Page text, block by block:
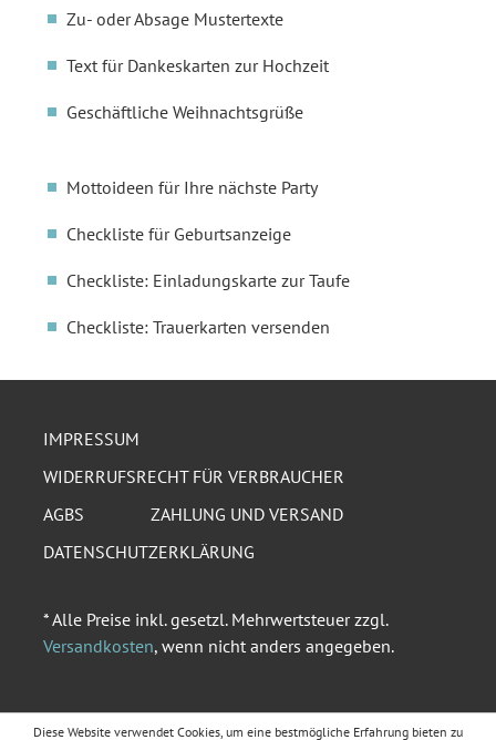
Zu- oder Absage Mustertexte
Text für Dankeskarten zur Hochzeit
Geschäftliche Weihnachtsgrüße
Mottoideen für Ihre nächste Party
Checkliste für Geburtsanzeige
Checkliste: Einladungskarte zur Taufe
Checkliste: Trauerkarten versenden
IMPRESSUM
WIDERRUFSRECHT FÜR VERBRAUCHER
AGBS
ZAHLUNG UND VERSAND
DATENSCHUTZERKLÄRUNG
* Alle Preise inkl. gesetzl. Mehrwertsteuer zzgl.
Versandkosten, wenn nicht anders angegeben.
Diese Website verwendet Cookies, um eine bestmögliche Erfahrung bieten zu